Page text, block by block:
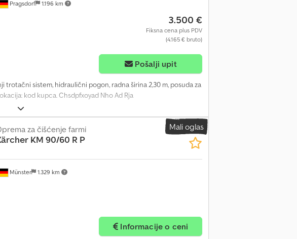
Pragsdorf 1.196 km
3.500 €
Fiksna cena plus PDV
(4.165 € bruto)
Pošalji upit
trotačni sistem, hidraulični pogon, radna širina 2,30 m, posuda za
kod kupca. Chsdpfxoyad Nho Ad Rja
Mali oglas
Münster 1.329 km
za čišćenje farmi
KM 90/60 R P
Informacije o ceni